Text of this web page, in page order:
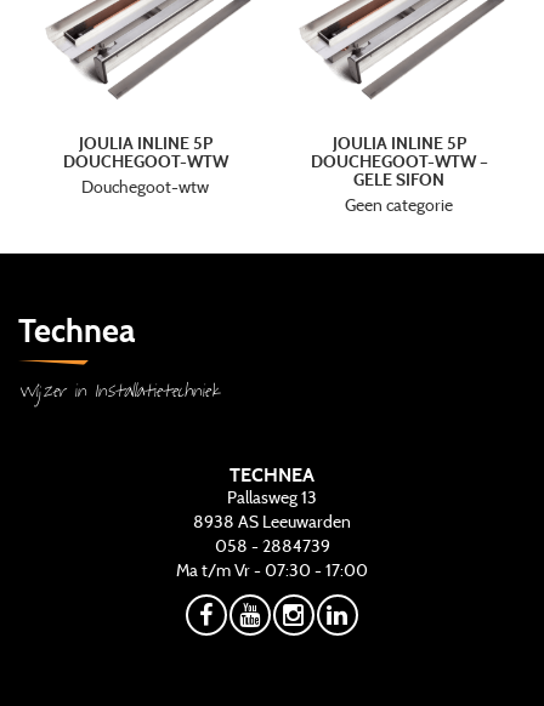
JOULIA INLINE 5P
DOUCHEGOOT-WTW
Douchegoot-wtw
JOULIA INLINE 5P
DOUCHEGOOT-WTW –
GELE SIFON
Geen categorie
Technea
Wijzer in Installatietechniek
TECHNEA
Pallasweg 13
8938 AS Leeuwarden
058 - 2884739
Ma t/m Vr - 07:30 - 17:00